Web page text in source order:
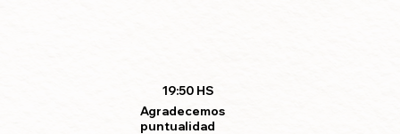
19:50 HS
Agradecemos
puntualidad